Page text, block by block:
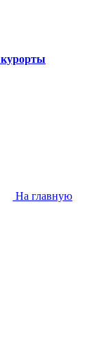
курорты
На главную